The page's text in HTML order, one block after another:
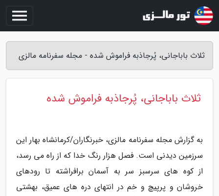
ثلاث باباجانی، پُرجاذبه فراموش شده - مجله سفرنامه مالزی
ثلاث باباجانی، پُرجاذبه فراموش شده
به گزارش مجله سفرنامه مالزی، خبرنگاران/کرمانشاه بهار این
سرزمین دیدنی است. فصل هزار رنگ خدا که از راه می رسد،
از کوه های سرسبز سر به آسمان برافراشته تا رودهای
خروشان و پرپیچ و خم در انتهای دره های عمیق، بهشتی